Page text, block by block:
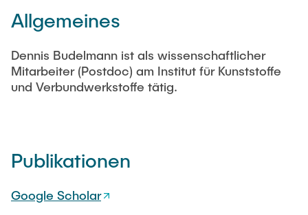
Former
Allgemeines
Dennis Budelmann ist als wissenschaftlicher
Mitarbeiter (Postdoc) am Institut für Kunststoffe
und Verbundwerkstoffe tätig.
Publikationen
Google Scholar